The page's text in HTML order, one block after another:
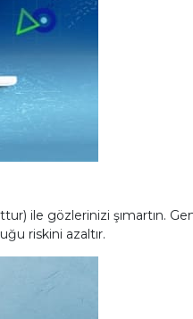
ile gözlerinizi şımartın.
riskini azaltır.